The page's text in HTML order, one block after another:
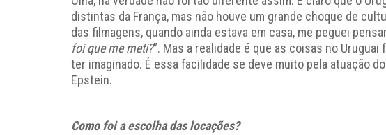
distintas da França, mas não houve um grande choque de
das filmagens, quando ainda estava em casa, me peguei
foi que me meti?”. Mas a realidade é que as coisas no
ter imaginado. É essa facilidade se deve muito pela atuação
Epstein.
Como foi a escolha das locações?